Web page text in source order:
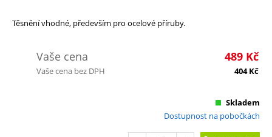
Těsnění vhodné, především pro ocelové příruby.
Vaše cena 489 Kč
Vaše cena bez DPH 404Kč
Skladem
Dostupnost na pobočkách